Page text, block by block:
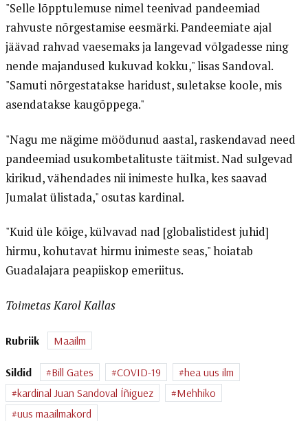
"Selle lõpptulemuse nimel teenivad pandeemiad
rahvuste nõrgestamise eesmärki. Pandeemiate ajal
jäävad rahvad vaesemaks ja langevad võlgadesse ning
nende majandused kukuvad kokku," lisas Sandoval.
"Samuti nõrgestatakse haridust, suletakse koole, mis
asendatakse kaugõppega."
"Nagu me nägime möödunud aastal, raskendavad need
pandeemiad usukombetalituste täitmist. Nad sulgevad
kirikud, vähendades nii inimeste hulka, kes saavad
Jumalat ülistada," osutas kardinal.
"Kuid üle kõige, külvavad nad [globalistidest juhid]
hirmu, kohutavat hirmu inimeste seas," hoiatab
Guadalajara peapiiskop emeriitus.
Toimetas Karol Kallas
Rubriik Maailm
Sildid Bill Gates COVID-19
hea uus ilm
kardinal Juan Sandoval Íñiguez
Mehhiko
uus maailmakord